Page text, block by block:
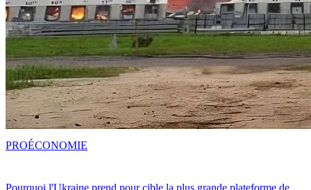
Pourquoi l'Ukraine prend pour cible la plus grande plateforme de
PROÉCONOMIE